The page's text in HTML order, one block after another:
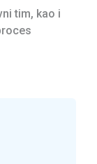
tim, kao i